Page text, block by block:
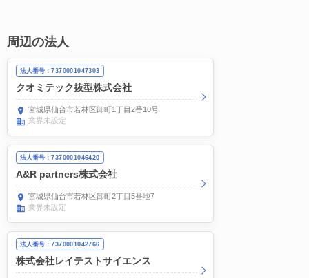
周辺の法人
法人番号：7370001047303
クオミテック抜型株式会社
宮城県仙台市若林区卸町1丁目2番10号
業界未設定
法人番号：7370001046420
A&R partners株式会社
宮城県仙台市若林区卸町2丁目5番地7
業界未設定
法人番号：7370001042766
株式会社レイテストサイエンス